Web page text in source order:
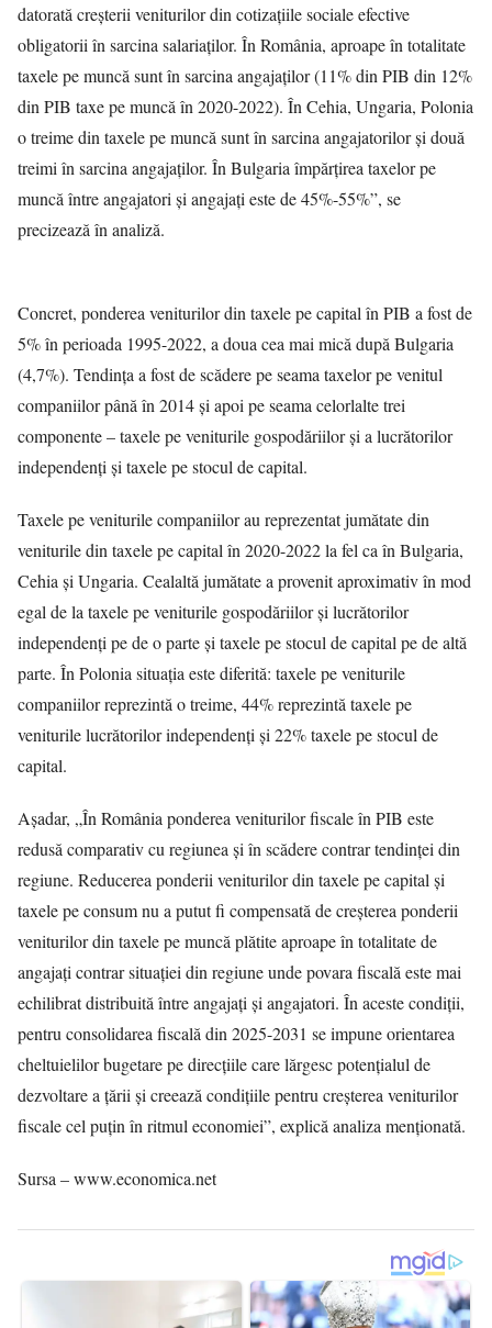
datorată creşterii veniturilor din cotizaţiile sociale efective
obligatorii în sarcina salariaţilor. În România, aproape în totalitate
taxele pe muncă sunt în sarcina angajaţilor (11% din PIB din 12%
din PIB taxe pe muncă în 2020-2022). În Cehia, Ungaria, Polonia
o treime din taxele pe muncă sunt în sarcina angajatorilor şi două
treimi în sarcina angajaţilor. În Bulgaria împărţirea taxelor pe
muncă între angajatori şi angajaţi este de 45%-55%”, se
precizează în analiză.
Concret, ponderea veniturilor din taxele pe capital în PIB a fost de
5% în perioada 1995-2022, a doua cea mai mică după Bulgaria
(4,7%). Tendinţa a fost de scădere pe seama taxelor pe venitul
companiilor până în 2014 şi apoi pe seama celorlalte trei
componente – taxele pe veniturile gospodăriilor şi a lucrătorilor
independenţi şi taxele pe stocul de capital.
Taxele pe veniturile companiilor au reprezentat jumătate din
veniturile din taxele pe capital în 2020-2022 la fel ca în Bulgaria,
Cehia şi Ungaria. Cealaltă jumătate a provenit aproximativ în mod
egal de la taxele pe veniturile gospodăriilor şi lucrătorilor
independenţi pe de o parte şi taxele pe stocul de capital pe de altă
parte. În Polonia situaţia este diferită: taxele pe veniturile
companiilor reprezintă o treime, 44% reprezintă taxele pe
veniturile lucrătorilor independenţi şi 22% taxele pe stocul de
capital.
Aşadar, „În România ponderea veniturilor fiscale în PIB este
redusă comparativ cu regiunea şi în scădere contrar tendinţei din
regiune. Reducerea ponderii veniturilor din taxele pe capital şi
taxele pe consum nu a putut fi compensată de creşterea ponderii
veniturilor din taxele pe muncă plătite aproape în totalitate de
angajaţi contrar situaţiei din regiune unde povara fiscală este mai
echilibrat distribuită între angajaţi şi angajatori. În aceste condiţii,
pentru consolidarea fiscală din 2025-2031 se impune orientarea
cheltuielilor bugetare pe direcţiile care lărgesc potenţialul de
dezvoltare a ţării şi creează condiţiile pentru creşterea veniturilor
fiscale cel puţin în ritmul economiei”, explică analiza menţionată.
Sursa – www.economica.net